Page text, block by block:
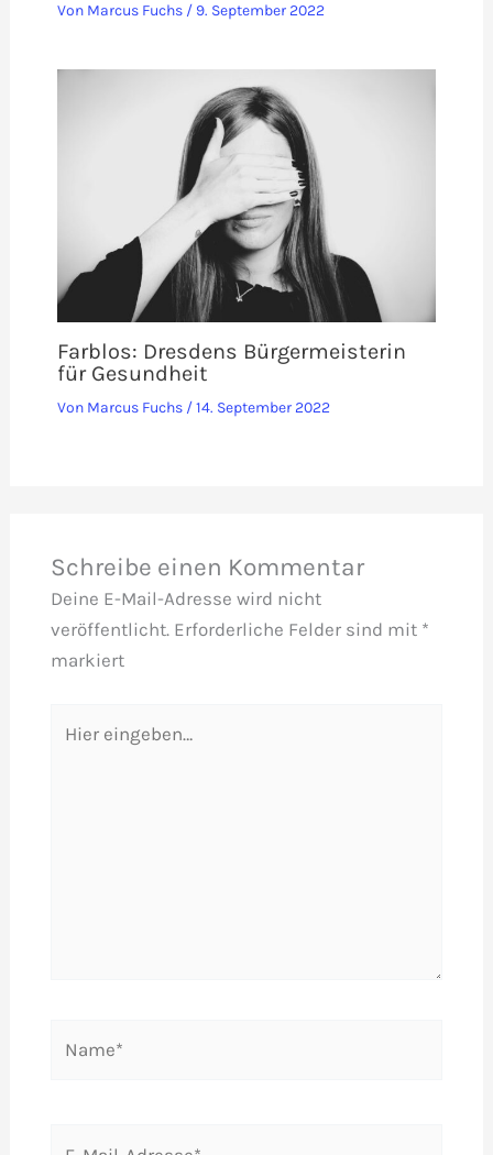
Von Marcus Fuchs / 9. September 2022
Farblos: Dresdens Bürgermeisterin
für Gesundheit
Von Marcus Fuchs /14. September 2022
Schreibe einen Kommentar
Deine E-Mail-Adresse wird nicht
veröffentlicht. Erforderliche Felder sind mit *
markiert
eingeben…